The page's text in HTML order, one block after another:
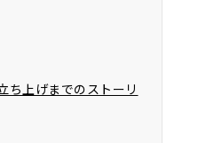
ち上げまでのストーリ